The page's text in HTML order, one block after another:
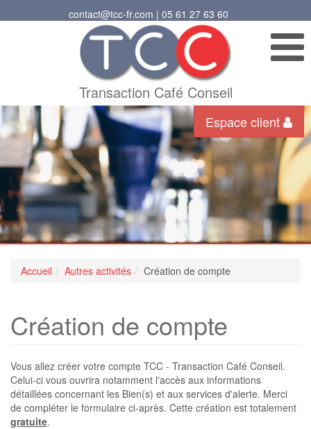
contact@tcc-fr.com | 05 61 27 63 60
Transaction Café Conseil
Espace client
Accueil Autres activités Création de compte
Création de compte
Vous allez créer votre compte TCC - Transaction Café Conseil.
Celui-ci vous ouvrira notamment l'accès aux informations
détaillées concernant les Bien(s) et aux services d'alerte. Merci
de compléter le formulaire ci-après. Cette création est totalement
gratuite.